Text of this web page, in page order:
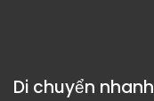
Di chuyển nhanh